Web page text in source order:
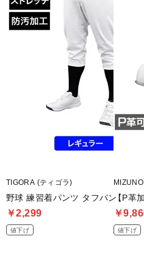
TIGORA (ティゴラ)
野球 練習着パンツ タフパン
￥2,299
値下げ
【P革
￥
値下げ